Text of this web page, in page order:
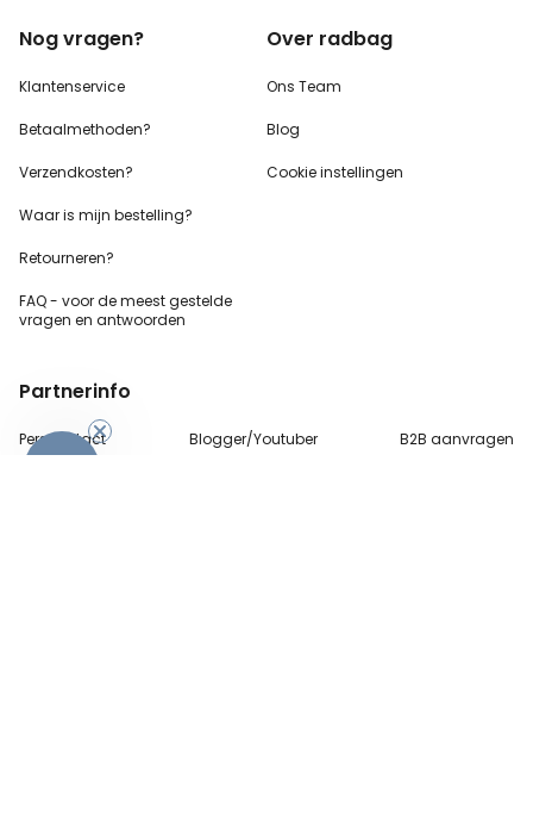
Nog vragen?
Klantenservice
Betaalmethoden?
Verzendkosten?
Waar is mijn bestelling?
Retourneren?
FAQ - voor demeest gestelde
vragen en antwoorden
Over radbag
Ons Team
Blog
Cookie instellingen
Partnerinfo
Perscontact Blogger/Youtuber B2B aanvragen